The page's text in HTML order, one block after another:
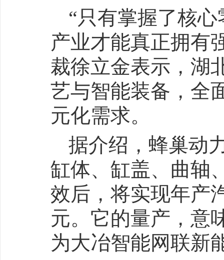
“只有掌握了核
产业才能真正拥有
裁徐立金表示，湖
艺与智能装备，全
元化需求。
据介绍，蜂巢动
缸体、缸盖、曲轴
效后，将实现年产
元。它的量产，意
为大冶智能网联新